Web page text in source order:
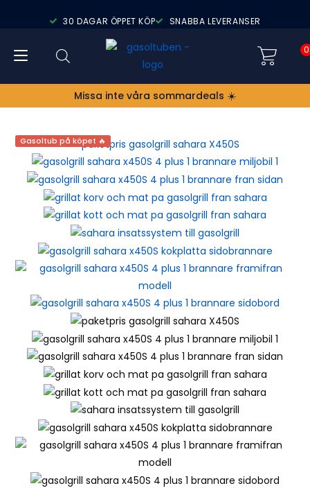
30 DAGAR ÖPPET KÖP SNABBA LEVERANSER
0
Missa inte våra sommardeals ☀️
Gasoltub på köpet 🔥